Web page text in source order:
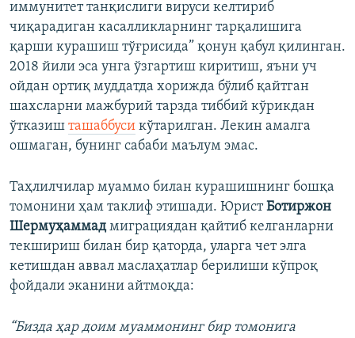
иммунитет танқислиги вируси келтириб
чиқарадиган касалликларнинг тарқалишига
қарши курашиш тўғрисида” қонун қабул қилинган.
2018 йили эса унга ўзгартиш киритиш, яъни уч
ойдан ортиқ муддатда хорижда бўлиб қайтган
шахсларни мажбурий тарзда тиббий кўрикдан
ўтказиш ташаббуси кўтарилган. Лекин амалга
ошмаган, бунинг сабаби маълум эмас.
Таҳлилчилар муаммо билан курашишнинг бошқа
томонини ҳам таклиф этишади. ЮристБотиржон
Шермуҳаммадмиграциядан қайтиб келганларни
текшириш билан бир қаторда, уларга чет элга
кетишдан аввал маслаҳатлар берилиши кўпроқ
фойдали эканини айтмоқда:
“Бизда ҳар доим муаммонинг бир томонига